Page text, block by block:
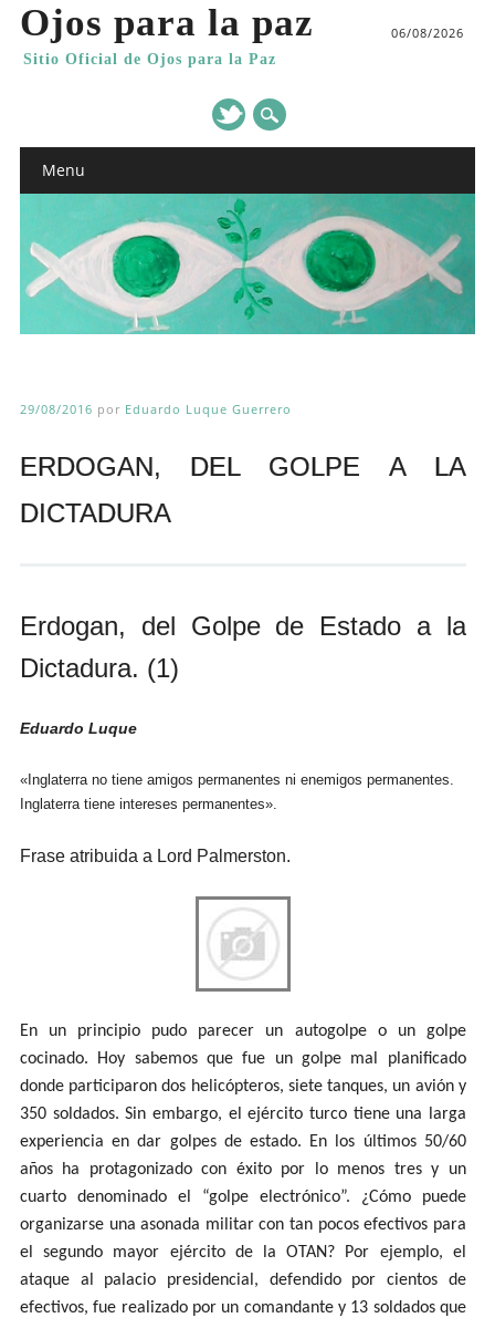
Ojos para la paz
Sitio Oficial de Ojos para la Paz
06/08/2026
Main menu
Menu
29/08/2016 por Eduardo Luque Guerrero
ERDOGAN, DEL GOLPE A LA
DICTADURA
Erdogan, del Golpe de Estado a la
Dictadura. (1)
Eduardo Luque
«Inglaterra no tiene amigos permanentes ni enemigos permanentes.
Inglaterra tiene intereses permanentes».
Frase atribuida a Lord Palmerston.
En un principio pudo parecer un autogolpe o un golpe
cocinado. Hoy sabemos que fue un golpe mal planificado
donde participaron dos helicópteros, siete tanques, un avión y
350 soldados. Sin embargo, el ejército turco tiene una larga
experiencia en dar golpes de estado. En los últimos 50/60
años ha protagonizado con éxito por lo menos tres y un
cuarto denominado el “golpe electrónico”. ¿Cómo puede
organizarse una asonada militar con tan pocos efectivos para
el segundo mayor ejército de la OTAN? Por ejemplo, el
ataque al palacio presidencial, defendido por cientos de
efectivos, fue realizado por un comandante y 13 soldados que